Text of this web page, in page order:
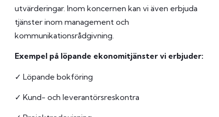
utvärderingar. Inom koncernen kan vi även erbjuda
tjänster inom management och
kommunikationsrådgivning.
Exempel på löpande ekonomitjänster vi erbjuder:
✓ Löpande bokföring
✓ Kund- och leverantörsreskontra